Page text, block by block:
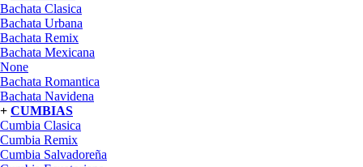
Bachata Clasica
Bachata Urbana
Bachata Remix
Bachata Mexicana
None
Bachata Romantica
Bachata Navidena
+ CUMBIAS
Cumbia Clasica
Cumbia Remix
Cumbia Salvadoreña